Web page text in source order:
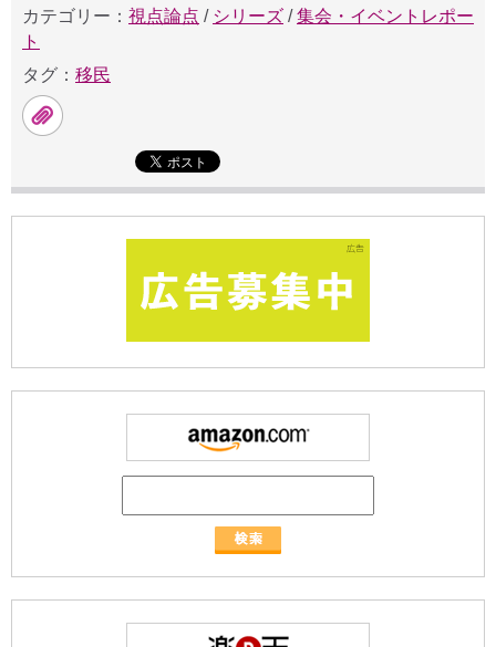
カテゴリー： 視点論点 / シリーズ /集会・イベントレポー
ト
タグ： 移民